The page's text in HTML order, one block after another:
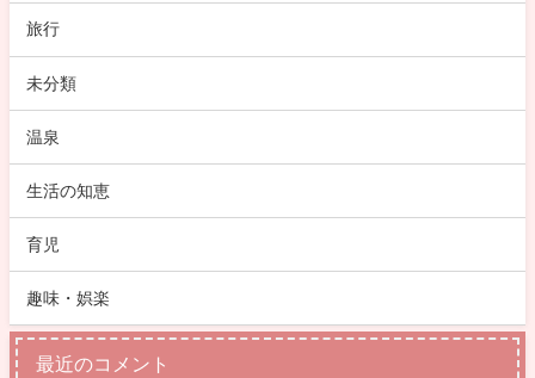
旅行
未分類
温泉
生活の知恵
育児
趣味・娯楽
最近のコメント